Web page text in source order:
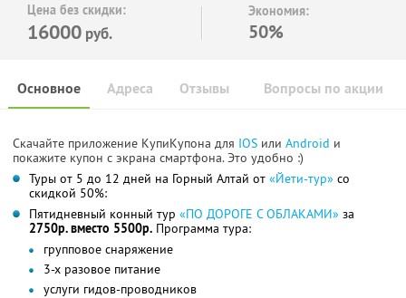
Цена без скидки:
16000 руб.
Экономия:
50%
Основное Отзывы Вопросы по акции
Адреса
Скачайте приложение КупиКупона для IOS или Android и
покажите купон с экрана смартфона. Это удобно :)
Туры от 5 до 12 дней на Горный Алтай от «Йети-тур» со
скидкой 50%:
Пятидневный конный тур «ПО ДОРОГЕ С ОБЛАКАМИ» за
2750р. вместо 5500р. Программа тура:
групповое снаряжение
3-х разовое питание
услуги гидов-проводников